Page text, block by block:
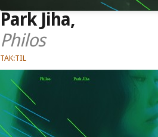
Park Jiha,
Philos
TAK:TIL